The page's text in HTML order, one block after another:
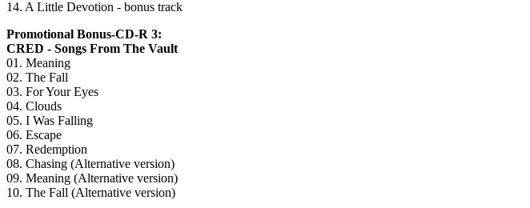
14. A Little Devotion - bonus track
Promotional Bonus-CD-R 3:
CRED - Songs From The Vault
01. Meaning
02. The Fall
03. For Your Eyes
04. Clouds
05. I Was Falling
06. Escape
07. Redemption
08. Chasing (Alternative version)
09. Meaning (Alternative version)
10. The Fall (Alternative version)